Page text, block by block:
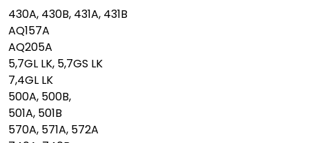
430A, 430B, 431A, 431B
AQ157A
AQ205A
5,7GL LK, 5,7GS LK
7,4GL LK
500A, 500B,
501A, 501B
570A, 571A, 572A